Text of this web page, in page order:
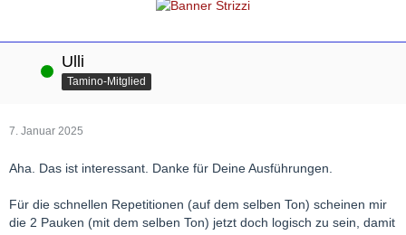
Online Ulli
Tamino-Mitglied
7. Januar 2025
Aha. Das ist interessant. Danke für Deine Ausführungen.
Für die schnellen Repetitionen (auf dem selben Ton) scheinen mir
die 2 Pauken (mit dem selben Ton) jetzt doch logisch zu sein, damit